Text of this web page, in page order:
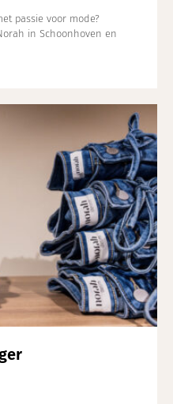
passie voor mode?
in Schoonhoven en